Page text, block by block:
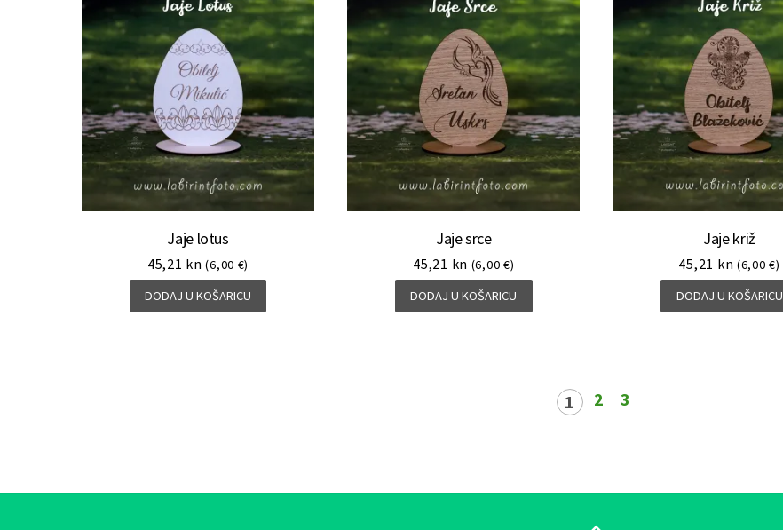
Jaje lotus
45,21 kn (6,00 €)
DODAJ U KOŠARICU
Jaje srce
45,21 kn (6,00 €)
DODAJ U KOŠARICU
Jaje križ
45,21 kn (6,00 €)
DODAJ U KOŠARICU
1 2 3